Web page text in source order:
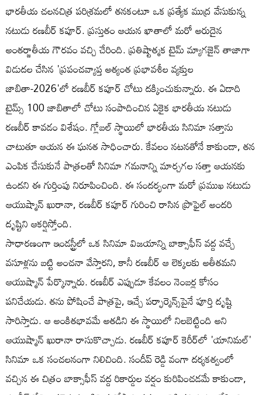
భారతీయ చలనచిత్ర పరిశ్రమలో తనకంటూ ఒక ప్రత్యేక ముద్ర వేసుకున్న
నటుడు రణబీర్ కపూర్. ప్రస్తుతం ఆయన ఖాతాలో మరో అరుదైన
అంతర్జాతీయ గౌరవం వచ్చి చేరింది. ప్రతిష్టాత్మక టైమ్ మ్యాగజైన్ తాజాగా
విడుదల చేసిన 'ప్రపంచవ్యాప్త అత్యంత ప్రభావశీల వ్యక్తుల
జాబితా-2026'లో రణబీర్ కపూర్ చోటు దక్కించుకున్నారు. ఈ ఏడాది
టైమ్స్ 100 జాబితాలో చోటు సంపాదించిన ఏకైక భారతీయ నటుడు
రణబీర్ కావడం విశేషం. గ్లోబల్ స్థాయిలో భారతీయ సినిమా సత్తాను
చాటుతూ ఆయన ఈ ఘనత సాధించారు. కేవలం నటనతోనే కాకుండా, తన
ఎంపిక చేసుకునే పాత్రలతో సినిమా గమనాన్ని మార్చగల సత్తా ఆయనకు
ఉందని ఈ గుర్తింపు నిరూపించింది. ఈ సందర్భంగా మరో ప్రముఖ నటుడు
ఆయుష్మాన్ ఖురానా, రణబీర్ కపూర్ గురించి రాసిన ప్రొఫైల్ అందరి
దృష్టిని ఆకర్షిస్తోంది.
సాధారణంగా ఇండస్ట్రీలో ఒక సినిమా విజయాన్ని బాక్సాఫీస్ వద్ద వచ్చే
వసూళ్లను బట్టి అంచనా వేస్తారని, కానీ రణబీర్ ఆ లెక్కలకు అతీతమని
ఆయుష్మాన్ పేర్కొన్నారు. రణబీర్ ఎప్పుడూ కేవలం నెంబర్ల కోసం
పనిచేయడు. తను పోషించే పాత్రపై, ఇచ్చే పర్ఫార్మెన్స్‌పైనే పూర్తి దృష్టి
సారిస్తాడు. ఆ అంకితభావమే అతడిని ఈ స్థాయిలో నిలబెట్టింది అని
ఆయుష్మాన్ ఖురానా రాసుకొచ్చాడు. రణబీర్ కపూర్ కెరీర్‌లో 'యానిమల్'
సినిమా ఒక సంచలనంగా నిలిచింది. సందీప్ రెడ్డి వంగా దర్శకత్వంలో
వచ్చిన ఈ చిత్రం బాక్సాఫీస్ వద్ద రికార్డుల వర్షం కురిపించడమే కాకుండా,